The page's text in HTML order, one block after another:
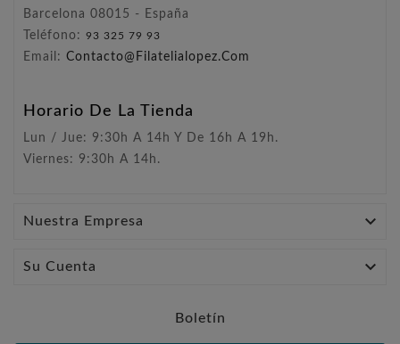
Barcelona 08015 - España
Teléfono: 93 325 79 93
Email: Contacto@filatelialopez.com
Horario De La Tienda
Lun / Jue: 9:30h A 14h Y De 16h A 19h.
Viernes: 9:30h A 14h.
Nuestra Empresa 
Su Cuenta 
Boletín